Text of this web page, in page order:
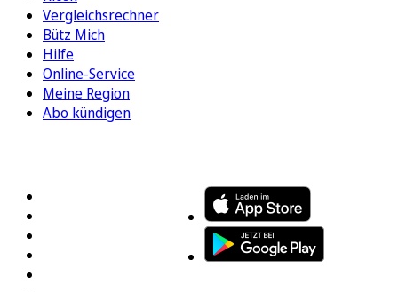
Vergleichsrechner
Bütz Mich
Hilfe
Online-Service
Meine Region
Abo kündigen